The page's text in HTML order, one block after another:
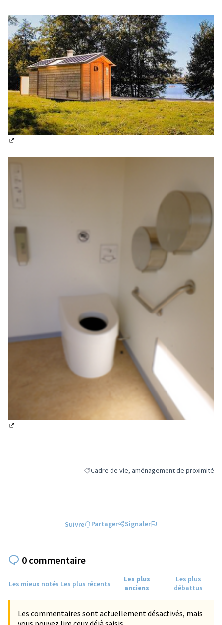
Filtrer les résultats de la catégorie : Cadre
Cadre de vie, aménagement de proximité
Suivre Partager Signaler
0 commentaire
Les mieux notés Les plus récents
Les plus
anciens
Les plus
débattus
Les commentaires sont actuellement désactivés, mais
vous pouvez lire ceux déjà saisis.